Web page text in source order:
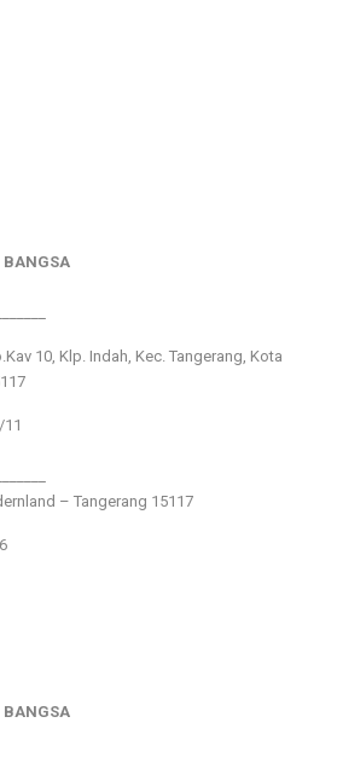
BANGSA
10, Klp. Indah, Kec. Tangerang, Kota
– Tangerang 15117
BANGSA